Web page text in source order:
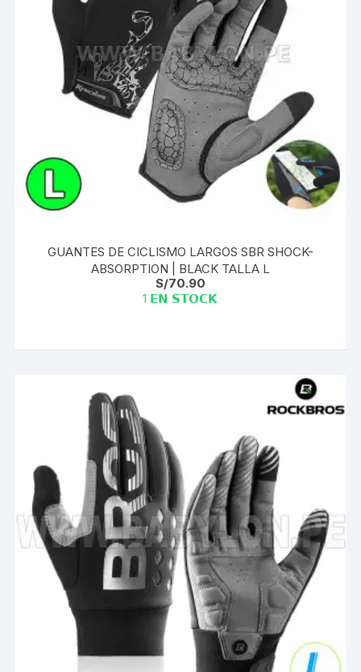
GUANTES DE CICLISMO LARGOS SBR SHOCK-
ABSORPTION | BLACK TALLA L
S/70.90
1 𝗘𝗡 𝗦𝗧𝗢𝗖𝗞